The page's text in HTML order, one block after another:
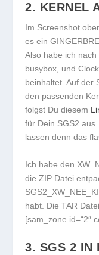
2. KERNEL
Im Screenshot
es ein
Also habe ich
busybox, und
beinhaltet. Auf der
den passenden
folgst Du diesem
für Dein SGS2
lassen denn das
Ich habe den
die ZIP Datei
habt. Die TAR
[sam_zone id=“2″
3. SGS 2 IN